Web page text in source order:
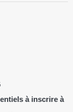
à inscrire à